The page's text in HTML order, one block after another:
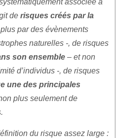
de risques créés par la
par des évènements
naturelles -, de risques
son ensemble – et non
d’individus -, de risques
une des principales
plus seulement de
du risque assez large :